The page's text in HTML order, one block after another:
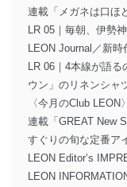
連載「メガネは口ほ
LR 05｜毎朝、伊勢
LEON Journal／新時
LR 06｜4本線が語る
ウン」のリネンシャ
〈今月のClub
連載「GREAT New
すぐりの旬な定番ア
LEON Editor’s
LEON